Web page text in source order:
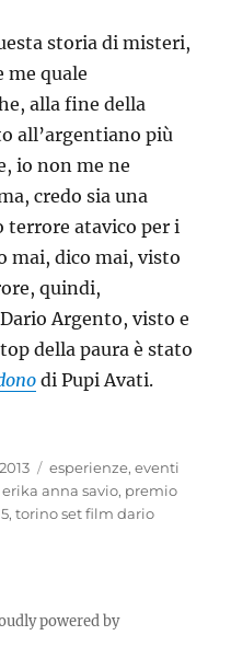
storia di misteri,
me quale
alla fine della
all’argentiano più
io non me ne
credo sia una
terrore atavico per i
mai, dico mai, visto
quindi,
Argento, visto e
della paura è stato
di Pupi Avati.
Categorie
esperienze,eventi
erika anna savio, premio
,torino set film dario
powered by